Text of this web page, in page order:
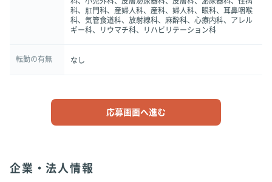
科、肛門科、産婦人科、産科、婦人科、眼科、耳鼻咽喉
科、気管食道科、放射線科、麻酔科、心療内科、アレル
ギー科、リウマチ科、リハビリテーション科
転勤の有無 なし
応募画面へ進む
企業・法人情報